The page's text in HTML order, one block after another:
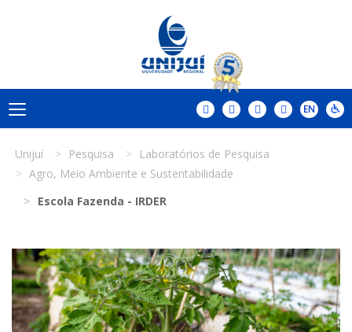
Unijuí Pesquisa
Laboratórios de Pesquisa
Agro, Meio Ambiente e Sustentabilidade
Escola Fazenda - IRDER